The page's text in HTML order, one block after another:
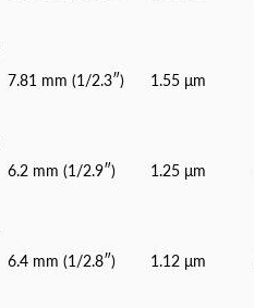
7.81 mm (1/2.3″) 1.55 μm
6.2 mm (1/2.9″) 1.25 μm
6.4 mm (1/2.8″) 1.12 μm